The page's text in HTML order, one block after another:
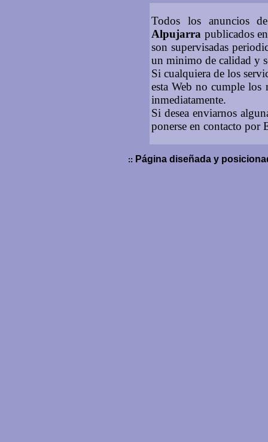
Todos los anuncios
Alpujarra publicados
son supervisadas
un minimo de calidad y
Si cualquiera de los
esta Web no cumple los
inmediatamente.
Si desea enviarnos
ponerse en contacto por
:: Página diseñada y